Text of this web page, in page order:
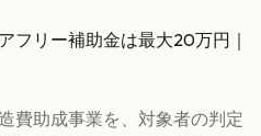
フリー補助金は最大20万円｜
費助成事業を、対象者の判定